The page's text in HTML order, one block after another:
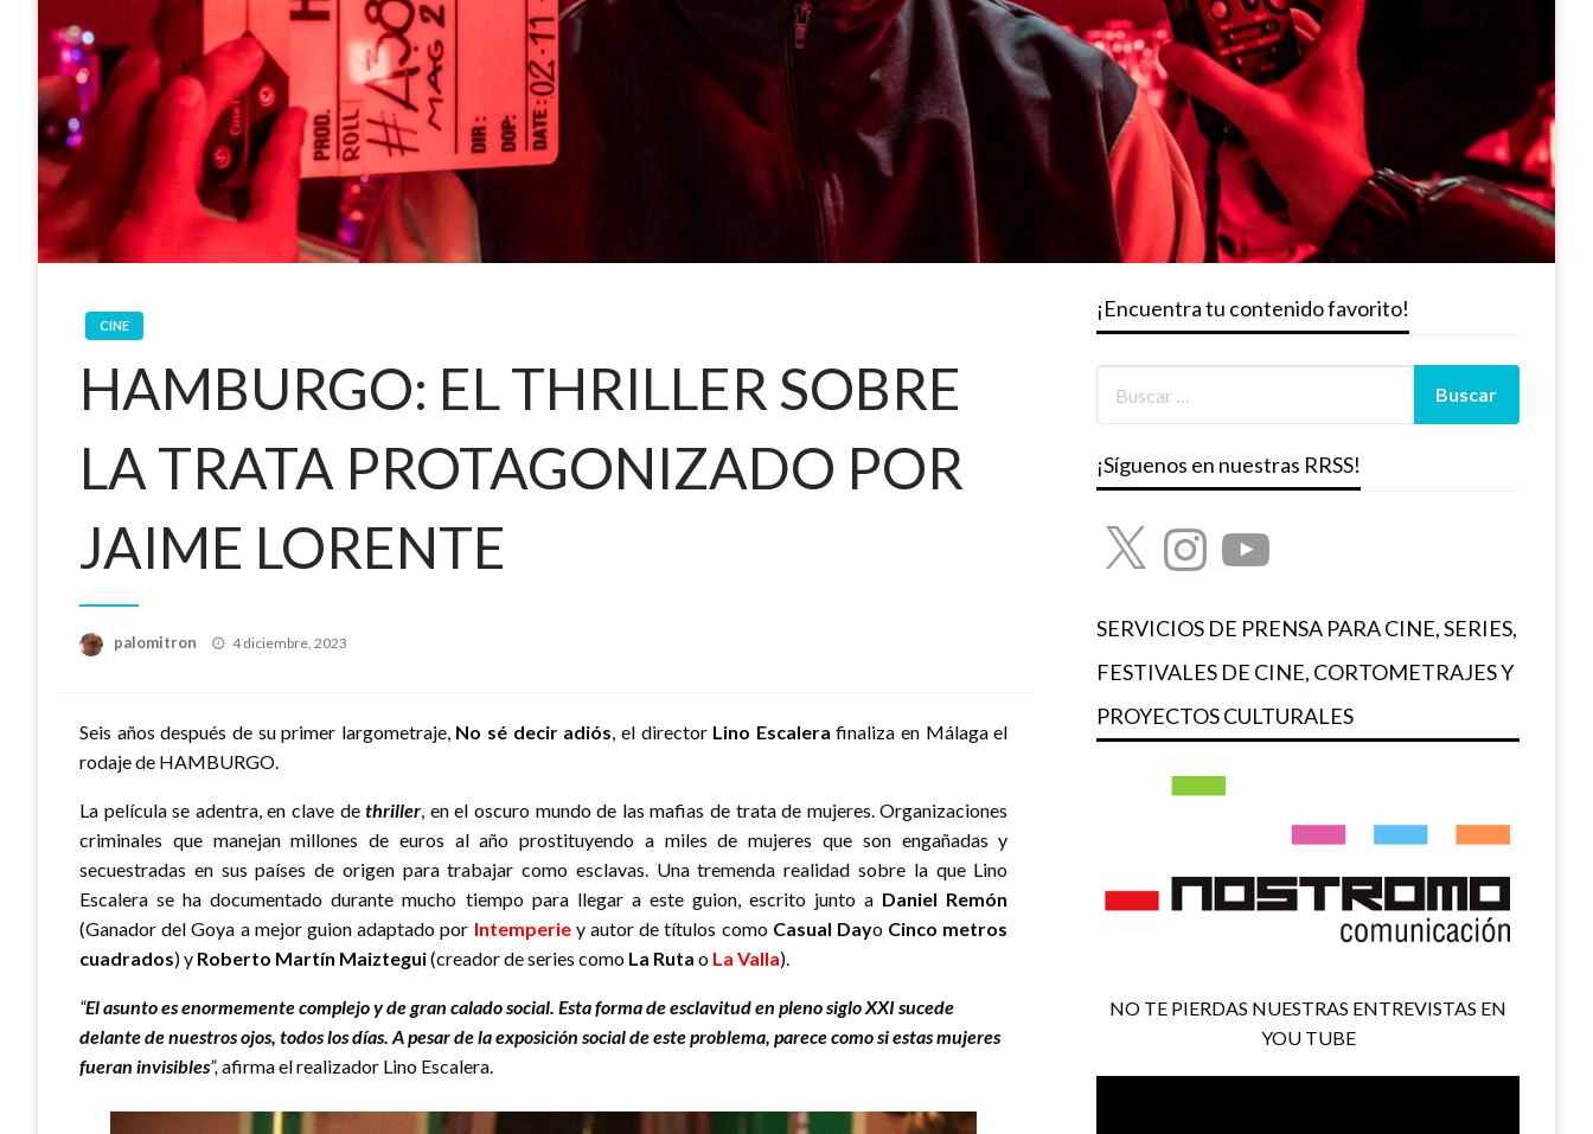
CINE
HAMBURGO: EL THRILLER SOBRE
LA TRATA PROTAGONIZADO POR
JAIME LORENTE
palomitron
Publicado
4 diciembre, 2023
Seis años después de su primer largometraje, No sé decir adiós, el director Lino Escalera finaliza en Málaga el
rodaje de HAMBURGO.
La película se adentra, en clave dethriller, en el oscuro mundo de las mafias de trata de mujeres. Organizaciones
criminales que manejan millones de euros al año prostituyendo a miles de mujeres que son engañadas y
secuestradas en sus países de origen para trabajar como esclavas. Una tremenda realidad sobre la que Lino
Escalera se ha documentado durante mucho tiempo para llegar a este guion, escrito junto a Daniel Remón
(Ganador del Goya a mejor guion adaptado por Intemperie y autor de títulos como Casual Dayo Cinco metros
cuadrados) y Roberto Martín Maiztegui(creador de series como La Ruta o La Valla).
“El asunto es enormemente complejo y de gran calado social. Esta forma de esclavitud en pleno siglo XXI sucede
delante de nuestros ojos, todos los días. A pesar de la exposición social de este problema, parece como si estas mujeres
fueran invisibles”,afirma el realizador Lino Escalera.
¡Encuentra tu contenido favorito!
¡Síguenos en nuestras RRSS!
X InstagramYouTube
SERVICIOS DE PRENSA PARA CINE, SERIES,
FESTIVALES DE CINE, CORTOMETRAJES Y
PROYECTOS CULTURALES
NO TE PIERDAS NUESTRAS ENTREVISTAS EN
YOU TUBE